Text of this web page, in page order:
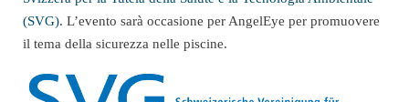
(SVG). L’evento sarà occasione per AngelEye per promuovere
il tema della sicurezza nelle piscine.